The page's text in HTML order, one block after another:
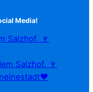
Media!
Salzhof. 🍷